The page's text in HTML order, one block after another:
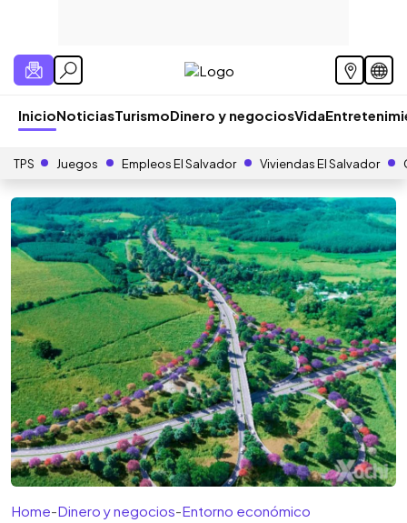
InicioNoticiasTurismoDinero y negociosVida
TPS Juegos Empleos El Salvador Viviendas El Salvador
Home-Dinero y negocios-Entorno económico